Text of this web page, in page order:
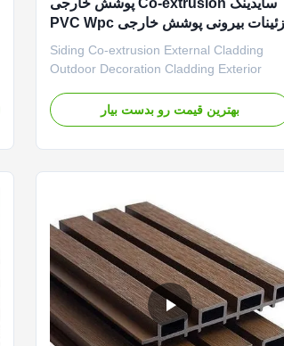
تزئینات بیرونی پوشش خارجی PVC Wpc
پانل های دیواری
Siding Co-extrusion External Cladding
Outdoor Decoration Cladding Exterior
outdoor wall panels designed for external
cladding and decoration applications,
بهترین قیمت رو بدست بیار